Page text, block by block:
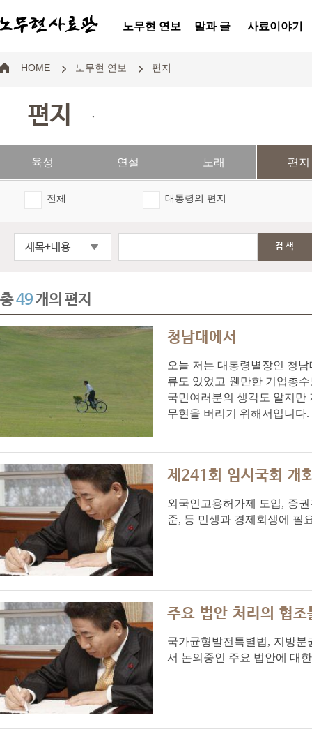
노무현 연보 말과 글 사료이야기
HOME 노무현 연보 편지
편지 .
육성 연설 노래 편지
전체 대통령의 편지
제목+내용 검색
총49개의 편지
청남대에서
오늘 저는 대통령별장인 청
류도 있었고 웬만한 기업총
국민여러분의 생각도 알지만
무현을 버리기 위해서입니다.
제241회 임시국회 개
외국인고용허가제 도입, 증
준, 등 민생과 경제회생에 필
주요 법안 처리의 협
국가균형발전특별법, 지방
서 논의중인 주요 법안에 대